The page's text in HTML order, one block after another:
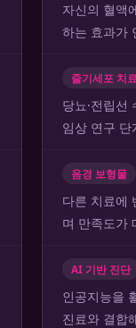
자신의 혈액
하는 효과가
줄기세포 치료
당뇨·전립선
임상 연구
음경 보형물
다른 치료에
며 만족도가
AI 기반 진단
인공지능을
진료와 결합